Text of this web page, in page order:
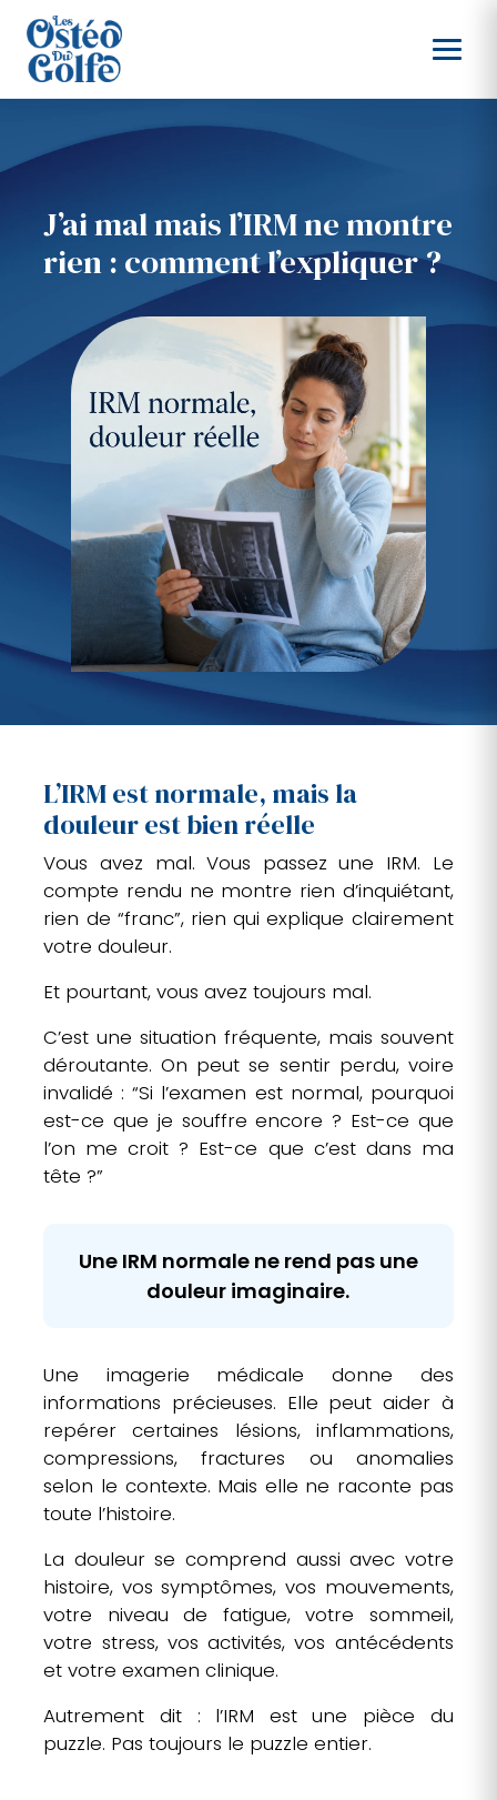
J’ai mal mais l’IRM ne montre
rien : comment l’expliquer ?
L’IRM est normale, mais la
douleur est bien réelle
Vous avez mal. Vous passez une IRM. Le
compte rendu ne montre rien d’inquiétant,
rien de “franc”, rien qui explique clairement
votre douleur.
Et pourtant, vous avez toujours mal.
C’est une situation fréquente, mais souvent
déroutante. On peut se sentir perdu, voire
invalidé : “Si l’examen est normal, pourquoi
est-ce que je souffre encore ? Est-ce que
l’on me croit ? Est-ce que c’est dans ma
tête ?”
Une IRM normale ne rend pas une
douleur imaginaire.
Une imagerie médicale donne des
informations précieuses. Elle peut aider à
repérer certaines lésions, inflammations,
compressions, fractures ou anomalies
selon le contexte. Mais elle ne raconte pas
toute l’histoire.
La douleur se comprend aussi avec votre
histoire, vos symptômes, vos mouvements,
votre niveau de fatigue, votre sommeil,
votre stress, vos activités, vos antécédents
et votre examen clinique.
Autrement dit : l’IRM est une pièce du
puzzle. Pas toujours le puzzle entier.